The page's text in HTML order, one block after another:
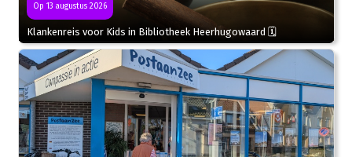
Op 13 augustus 2026
Klankenreis voor Kids in Bibliotheek Heerhugowaard 🗓